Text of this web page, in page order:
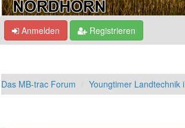
Anmelden Registrieren
Das MB-trac Forum Youngtimer Landtechnik